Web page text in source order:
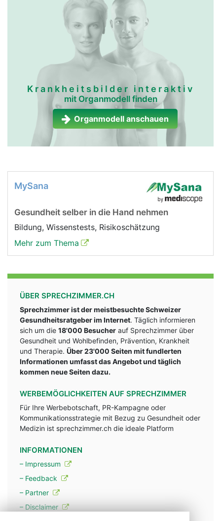
Krankheitsbilder interaktiv
mit Organmodell finden
Organmodell anschauen
MySana
Gesundheit selber in die Hand nehmen
Bildung, Wissenstests, Risikoschätzung
Mehr zum Thema
ÜBER SPRECHZIMMER.CH
Sprechzimmer ist der meistbesuchte Schweizer
Gesundheitsratgeber im Internet. Täglich informieren
sich um die 18'000 Besucher auf Sprechzimmer über
Gesundheit und Wohlbefinden, Prävention, Krankheit
und Therapie. Über 23'000 Seiten mit fundlerten
Informationen umfasst das Angebot und täglich
kommen neue Seiten dazu.
WERBEMÖGLICHKEITEN AUF SPRECHZIMMER
Für Ihre Werbebotschaft, PR-Kampagne oder
Kommunikationsstrategie mit Bezug zu Gesundheit oder
Medizin ist sprechzimmer.ch die ideale Platform
INFORMATIONEN
– Impressum
– Feedback
– Partner
– Disclaimer